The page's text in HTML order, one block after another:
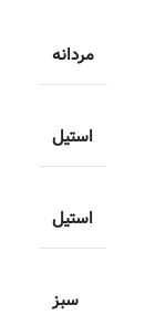
مردانه
استیل
استیل
سبز